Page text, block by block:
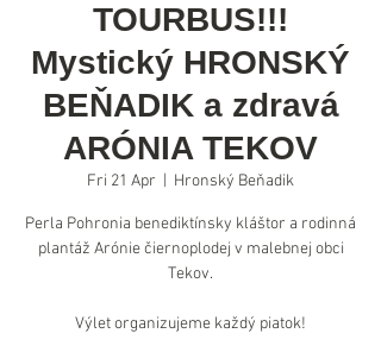
TOURBUS!!!
Mystický HRONSKÝ
BEŇADIK a zdravá
ARÓNIA TEKOV
Fri 21 Apr Hronský Beňadik
Perla Pohronia benediktínsky kláštor a rodinná
plantáž Arónie čiernoplodej v malebnej obci
Tekov.
Výlet organizujeme každý piatok!